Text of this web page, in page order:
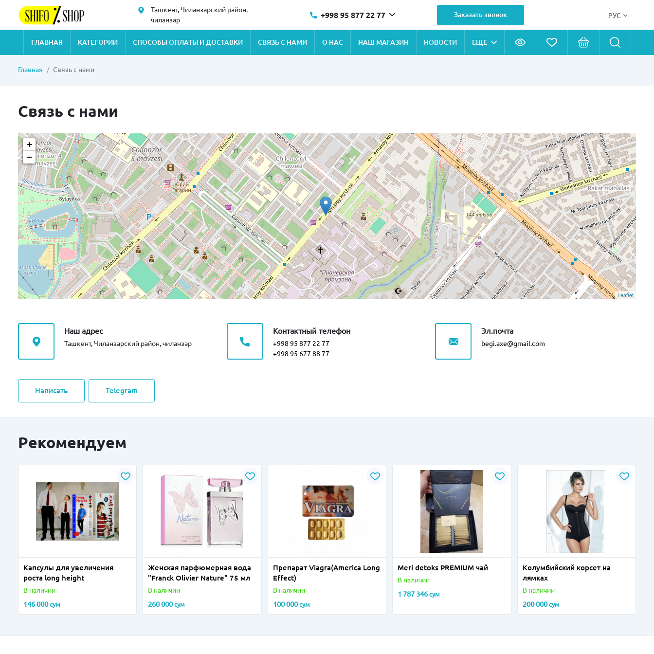
Ташкент, Чиланзарский район,
чиланзар
+998 95 877 22 77 Заказать звонок РУС
ГЛАВНАЯ КАТЕГОРИИ СПОСОБЫ ОПЛАТЫ И ДОСТАВКИ СВЯЗЬ С НАМИ О НАС НАШ МАГАЗИН НОВОСТИ ЕЩЕ
Главная Связь с нами
Связь с нами
+
−
Leaflet
Наш адрес
Ташкент, Чиланзарский район, чиланзар
Контактный телефон
+998 95 877 22 77
+998 95 677 88 77
Эл.почта
begi.axe@gmail.com
Написать Telegram
Рекомендуем
Капсулы для увеличения
роста long height
В наличии
146 000сум
Женская парфюмерная вода
"Franck Olivier Nature" 75 мл
В наличии
260 000сум
Препарат Viagra(America Long
Effect)
В наличии
100 000сум
Meri detoks PREMIUM чай
В наличии
1 787 346сум
Колумбийский корсет на
лямках
В наличии
200 000сум